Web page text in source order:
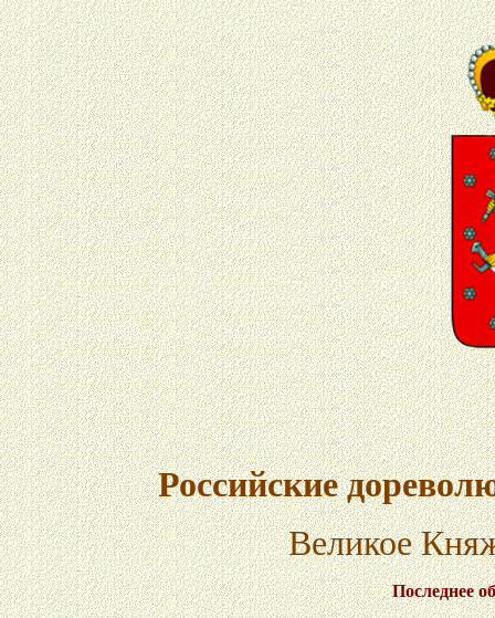
Российские
Великое
Последнее